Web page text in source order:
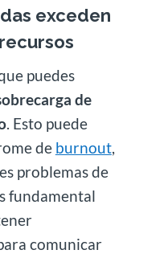
exceden
puedes
de
. Esto puede
de burnout,
problemas de
fundamental
comunicar